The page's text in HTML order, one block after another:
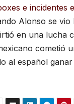
e incidentes
Alonso se vio
en una lucha
cometió
al español ganar